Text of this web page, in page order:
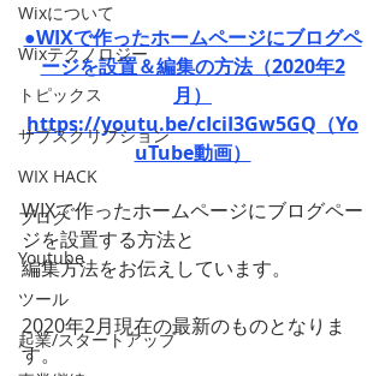
Wixについて
Wixテクノロジー
トピックス
サブスクリプション
WIX HACK
ブログ
Youtube
ツール
起業/スタートアップ
●WIXで作ったホームページにブログペ
ージを設置＆編集の方法（2020年2
月）
https://youtu.be/cIciI3Gw5GQ（Yo
uTube動画）
WIXで作ったホームページにブログペー
ジを設置する方法と
編集方法をお伝えしています。
2020年2月現在の最新のものとなりま
す。